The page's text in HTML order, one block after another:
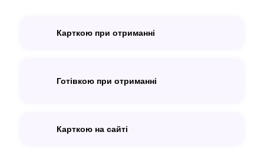
Карткою при отриманні
Готівкою при отриманні
Карткою на сайті